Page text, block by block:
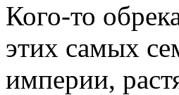
Кого-то
этих самых
империи,